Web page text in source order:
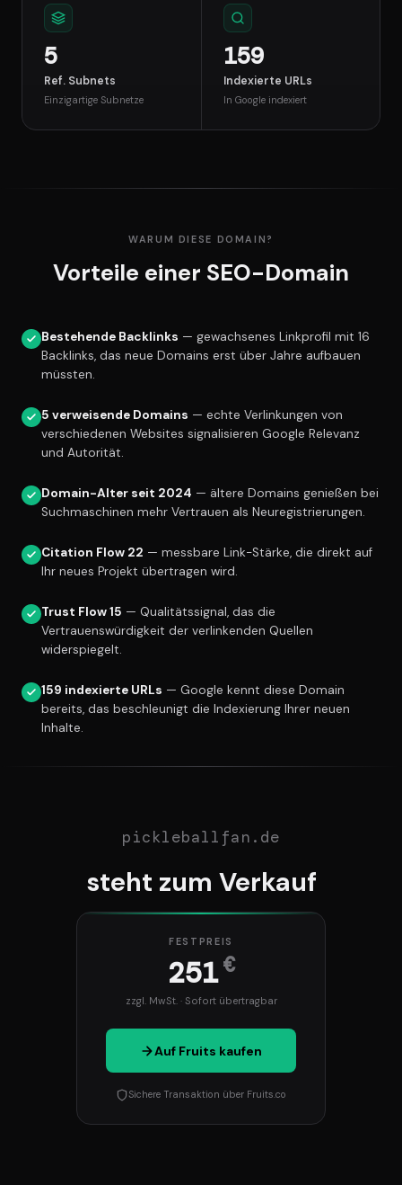
5
Ref. Subnets
Einzigartige Subnetze
159
Indexierte URLs
In Google indexiert
WARUM DIESE DOMAIN?
Vorteile einer SEO-Domain
Bestehende Backlinks — gewachsenes Linkprofil mit 16
Backlinks, das neue Domains erst über Jahre aufbauen
müssten.
5 verweisende Domains — echte Verlinkungen von
verschiedenen Websites signalisieren Google Relevanz
und Autorität.
Domain-Alter seit 2024 — ältere Domains genießen bei
Suchmaschinen mehr Vertrauen als Neuregistrierungen.
Citation Flow 22 — messbare Link-Stärke, die direkt auf
Ihr neues Projekt übertragen wird.
Trust Flow 15 — Qualitätssignal, das die
Vertrauenswürdigkeit der verlinkenden Quellen
widerspiegelt.
159 indexierte URLs — Google kennt diese Domain
bereits, das beschleunigt die Indexierung Ihrer neuen
Inhalte.
pickleballfan.de
steht zum Verkauf
FESTPREIS
251€
zzgl. MwSt. · Sofort übertragbar
Auf Fruits kaufen
Sichere Transaktion über Fruits.co